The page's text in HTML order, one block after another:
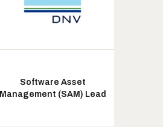
Software Asset
Management (SAM) Lead